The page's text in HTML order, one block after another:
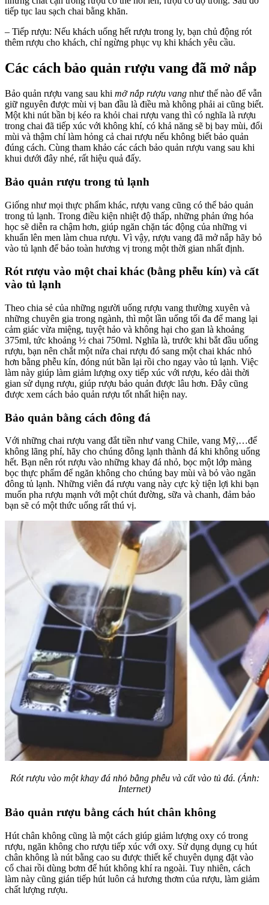
tiếp tục lau sạch chai bằng khăn.
– Tiếp rượu: Nếu khách uống hết rượu trong ly, bạn chủ động rót
thêm rượu cho khách, chỉ ngừng phục vụ khi khách yêu cầu.
Các cách bảo quản rượu vang đã mở nắp
Bảo quản rượu vang sau khi mở nắp rượu vang như thế nào để vẫn
giữ nguyên được mùi vị ban đầu là điều mà không phải ai cũng biết.
Một khi nút bần bị kéo ra khỏi chai rượu vang thì có nghĩa là rượu
trong chai đã tiếp xúc với không khí, có khả năng sẽ bị bay mùi, đổi
mùi và thậm chí làm hỏng cả chai rượu nếu không biết bảo quản
đúng cách. Cùng tham khảo các cách bảo quản rượu vang sau khi
khui dưới đây nhé, rất hiệu quả đấy.
Bảo quản rượu trong tủ lạnh
Giống như mọi thực phẩm khác, rượu vang cũng có thể bảo quản
trong tủ lạnh. Trong điều kiện nhiệt độ thấp, những phản ứng hóa
học sẽ diễn ra chậm hơn, giúp ngăn chặn tác động của những vi
khuẩn lên men làm chua rượu. Vì vậy, rượu vang đã mở nắp hãy bỏ
vào tủ lạnh để bảo toàn hương vị trong một thời gian nhất định.
Rót rượu vào một chai khác (bằng phễu kín) và cất
vào tủ lạnh
Theo chia sẻ của những người uống rượu vang thường xuyên và
những chuyên gia trong ngành, thì một lần uống tối đa để mang lại
cảm giác vừa miệng, tuyệt hảo và không hại cho gan là khoảng
375ml, tức khoảng ½ chai 750ml. Nghĩa là, trước khi bắt đầu uống
rượu, bạn nên chắt một nửa chai rượu đó sang một chai khác nhỏ
hơn bằng phễu kín, đóng nút bần lại rồi cho ngay vào tủ lạnh. Việc
làm này giúp làm giảm lượng oxy tiếp xúc với rượu, kéo dài thời
gian sử dụng rượu, giúp rượu bảo quản được lâu hơn. Đây cũng
được xem cách bảo quản rượu tốt nhất hiện nay.
Bảo quản bằng cách đông đá
Với những chai rượu vang đắt tiền như vang Chile, vang Mỹ,…để
không lãng phí, hãy cho chúng đông lạnh thành đá khi không uống
hết. Bạn nên rót rượu vào những khay đá nhỏ, bọc một lớp màng
bọc thực phẩm để ngăn không cho chúng bay mùi và bỏ vào ngăn
đông tủ lạnh. Những viên đá rượu vang này cực kỳ tiện lợi khi bạn
muốn pha rượu mạnh với một chút đường, sữa và chanh, đảm bảo
bạn sẽ có một thức uống rất thú vị.
Rót rượu vào một khay đá nhỏ bằng phễu và cất vào tủ đá. (Ảnh:
Internet)
Bảo quản rượu bằng cách hút chân không
Hút chân không cũng là một cách giúp giảm lượng oxy có trong
rượu, ngăn không cho rượu tiếp xúc với oxy. Sử dụng dụng cụ hút
chân không là nút bằng cao su được thiết kế chuyên dụng đặt vào
cổ chai rồi dùng bơm để hút không khí ra ngoài. Tuy nhiên, cách
làm này cũng gián tiếp hút luôn cả hương thơm của rượu, làm giảm
chất lượng rượu.